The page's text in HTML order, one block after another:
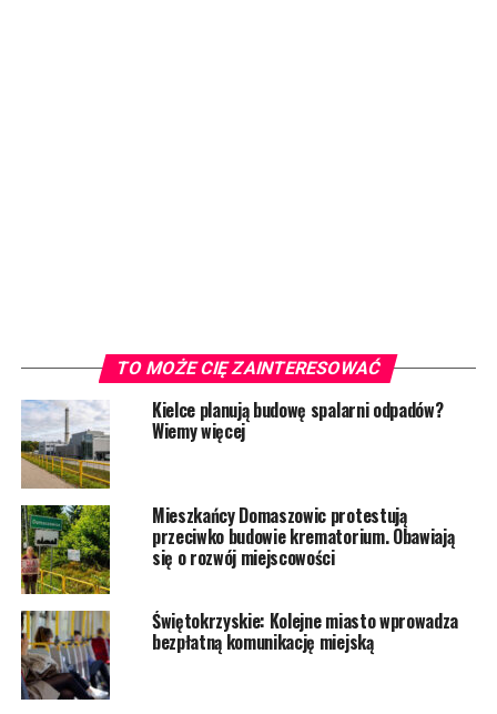
TO MOŻE CIĘ ZAINTERESOWAĆ
Kielce planują budowę spalarni odpadów?
Wiemy więcej
Mieszkańcy Domaszowic protestują
przeciwko budowie krematorium. Obawiają
się o rozwój miejscowości
Świętokrzyskie: Kolejne miasto wprowadza
bezpłatną komunikację miejską